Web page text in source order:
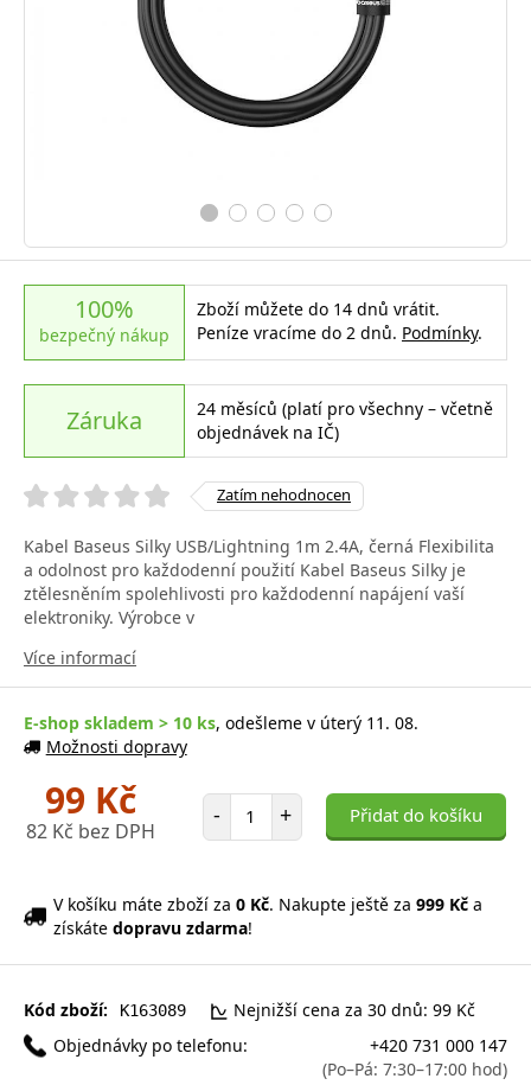
100%
bezpečný nákup
Zboží můžete do 14 dnů vrátit.
Peníze vracíme do 2 dnů. Podmínky.
Záruka
24 měsíců (platí pro všechny – včetně
objednávek na IČ)
Zatím nehodnocen
Kabel Baseus Silky USB/Lightning 1m 2.4A, černá Flexibilita
a odolnost pro každodenní použití Kabel Baseus Silky je
ztělesněním spolehlivosti pro každodenní napájení vaší
elektroniky. Výrobce v
Více informací
E-shop skladem > 10 ks, odešleme v úterý 11. 08.
Možnosti dopravy
99 Kč
82 Kč bez DPH
- Počet položek
+ Přidat do košíku
V košíku máte zboží za 0 Kč. Nakupte ještě za 999 Kč a
získáte dopravu zdarma!
Kód zboží: K163089
Nejnižší cena za 30 dnů: 99 Kč
Objednávky po telefonu:
+420 731 000 147
(Po–Pá: 7:30–17:00 hod)